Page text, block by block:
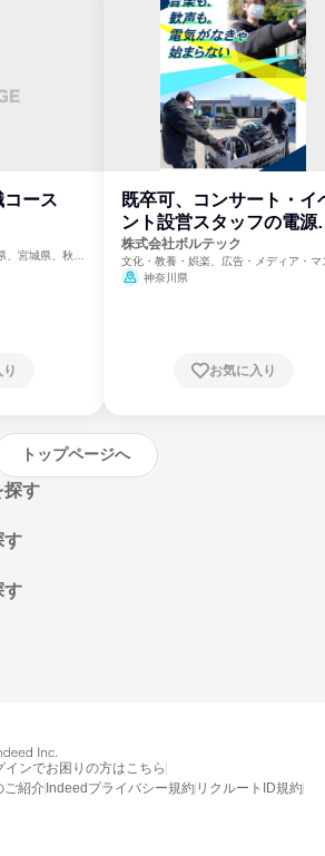
ース
宮城県、秋田
県、鹿児島県、
既卒可、コンサート・イ
ント設営スタッフの電源
門
株式会社ボルテック
文化・教養・娯楽、広告・メディア・マ
ミ、電力・ガス・水道・エネルギー
神奈川県
お気に入り
トップページへ
探す
す
す
インでお困りの方はこちら
ご紹介Indeedプライバシー規約 リクルートID規約